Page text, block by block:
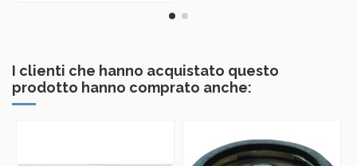
I clienti che hanno acquistato questo
prodotto hanno comprato anche: